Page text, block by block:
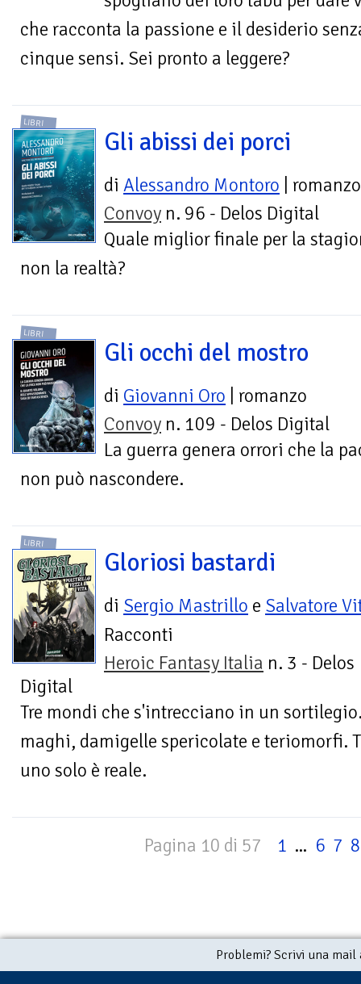
che racconta la passione e il desiderio
cinque sensi. Sei pronto a leggere?
LIBRI
Gli abissi dei porci
di Alessandro Montoro | romanzo
Convoy n. 96 - Delos Digital
Quale miglior finale per la
non la realtà?
LIBRI
Gli occhi del mostro
di Giovanni Oro | romanzo
Convoy n. 109 - Delos Digital
La guerra genera orrori che la
non può nascondere.
LIBRI
Gloriosi bastardi
di Sergio Mastrillo e Salvatore
Racconti
Heroic Fantasy Italia n. 3 - Delos
Digital
Tre mondi che s'intrecciano in un
maghi, damigelle spericolate e teriomorfi.
uno solo è reale.
Pagina 10 di 57 1 ... 6 7 8
Problemi? Scrivi una